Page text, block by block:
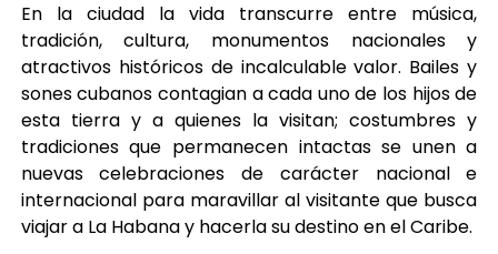
En la ciudad la vida transcurre entre música,
tradición, cultura, monumentos nacionales y
atractivos históricos de incalculable valor. Bailes y
sones cubanos contagian a cada uno de los hijos de
esta tierra y a quienes la visitan; costumbres y
tradiciones que permanecen intactas se unen a
nuevas celebraciones de carácter nacional e
internacional para maravillar al visitante que busca
viajar a La Habana y hacerla su destino en el Caribe.